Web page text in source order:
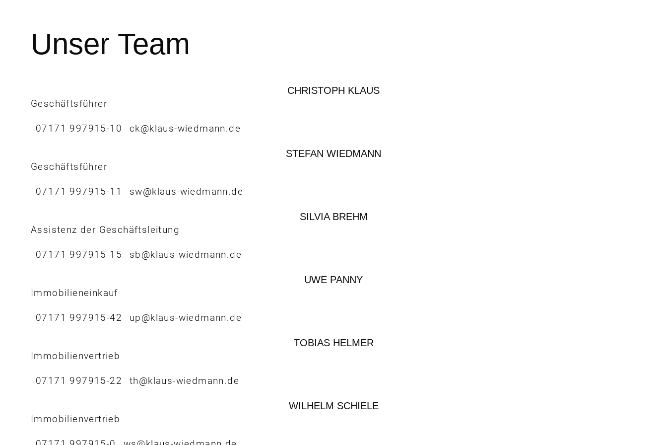
Unser Team
CHRISTOPH KLAUS
Geschäftsführer
07171 997915-10 ck@klaus-wiedmann.de
STEFAN WIEDMANN
Geschäftsführer
07171 997915-11 sw@klaus-wiedmann.de
SILVIA BREHM
Assistenz der Geschäftsleitung
07171 997915-15 sb@klaus-wiedmann.de
UWE PANNY
Immobilieneinkauf
07171 997915-42 up@klaus-wiedmann.de
TOBIAS HELMER
Immobilienvertrieb
07171 997915-22 th@klaus-wiedmann.de
WILHELM SCHIELE
Immobilienvertrieb